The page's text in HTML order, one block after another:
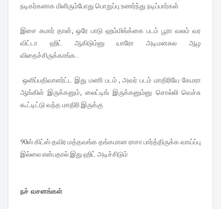
நடிகர்களாக மிளிரும்போது பொறுப்பு உணர்ந்து நடிப்பார்கள்
இசை சுமார் தான், ஒரே பாடு ஹம்மிங்க்கை படம் பூரா வலம் வர
விட்டா ஹிட் ஆகிடும்னு யாரோ அடிமனசுல ஆழ
விதைச்சிருக்காங்க .
ஒளிப்பதிவாளர்ட்ட இது மணி படம் , அவர் படம் மாதிரியே கேமரா
ஆங்கிள் இருக்கனும், லைட்டிங் இருக்கனும்னு சொல்லி வெச்சு
கூட்டிட்டு வந்த மாதிரி இருக்கு
90ஸ் கிட்ஸ் தவிர மத்தவங்க தங்கமான ராசா பார்த்திருக்க வாய்ப்பு
இல்லை என்பதால் இது ஹிட் அடிச்சிடும்
நச் வசனங்கள்